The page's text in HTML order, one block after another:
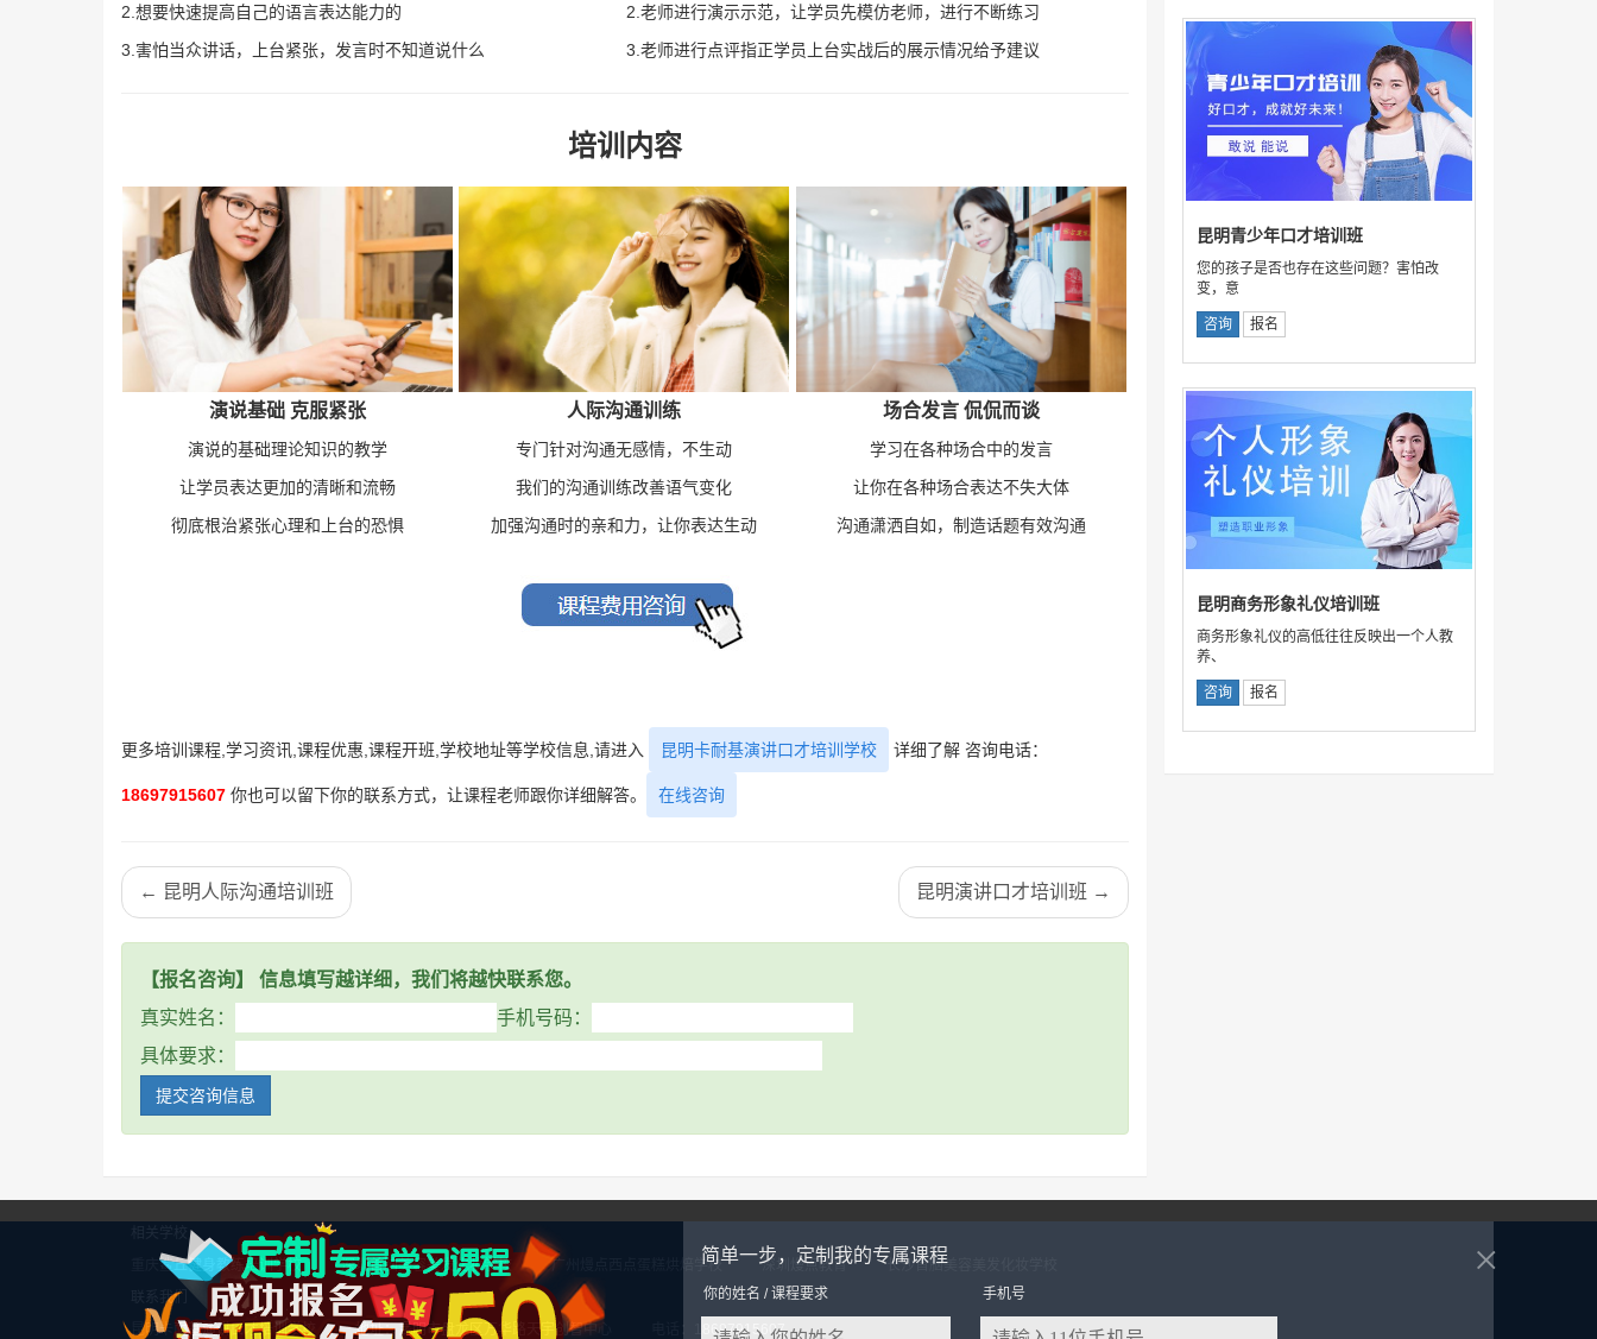
2.想要快速提高自己的语言表达能力的
3.害怕当众讲话，上台紧张，发言时不知道说什么
2.老师进行演示示范，让学员先模仿老师，进行不断练习
3.老师进行点评指正学员上台实战后的展示情况给予建议
培训内容
演说基础 克服紧张 人际沟通训练 场合发言 侃侃而谈
演说的基础理论知识的教学
让学员表达更加的清晰和流畅
彻底根治紧张心理和上台的恐惧
专门针对沟通无感情，不生动
我们的沟通训练改善语气变化
加强沟通时的亲和力，让你表达生动
学习在各种场合中的发言
让你在各种场合表达不失大体
沟通潇洒自如，制造话题有效沟通
更多培训课程,学习资讯,课程优惠,课程开班,学校地址等学校信息,请进入 昆明卡耐基演讲口才培训学校 详细了解 咨询电话：
18697915607 你也可以留下你的联系方式，让课程老师跟你详细解答。 在线咨询
← 昆明人际沟通培训班 昆明演讲口才培训班 →
【报名咨询】 信息填写越详细，我们将越快联系您。
真实姓名：
手机号码：
具体要求：
提交咨询信息
昆明青少年口才培训班
您的孩子是否也存在这些问题？害怕改
变，意
咨询 报名
昆明商务形象礼仪培训班
商务形象礼仪的高低往往反映出一个人教
养、
咨询 报名
重庆鲨丘健身教练培训学校
深圳首脑美容美发化妆学校 广州熳点西点蛋糕烘焙学校 深圳熳点教育
长沙首脑美容美发化妆学校
联系我们
昆明卡耐基演讲口才培训学校
地址：昆明市盘龙区万华路天宇创智中心 电话：18697915607
简单一步，定制我的专属课程
你的姓名 / 课程要求 手机号
×